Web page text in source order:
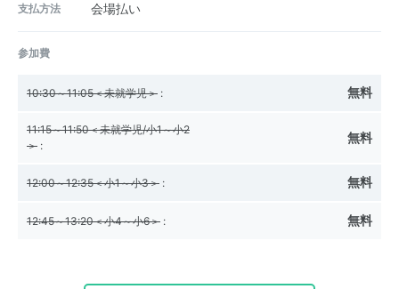
支払方法 会場払い
参加費
10:30～11:05＜未就学児＞​ : 無料
11:15～11:50＜未就学児/小1～小2
＞ : 無料
12:00～12:35＜小1～小3＞ : 無料
12:45～13:20＜小4～小6＞ : 無料